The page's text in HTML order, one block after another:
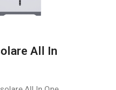
All In